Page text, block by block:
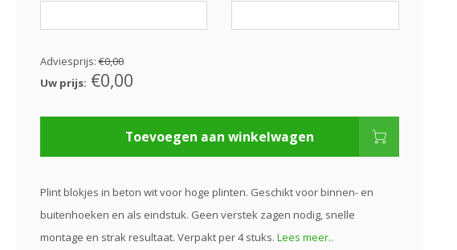
Adviesprijs:€0,00
Uw prijs: €0,00
Toevoegen aan winkelwagen
Plint blokjes in beton wit voor hoge plinten. Geschikt voor binnen- en
buitenhoeken en als eindstuk. Geen verstek zagen nodig, snelle
montage en strak resultaat. Verpakt per 4 stuks. Lees meer..